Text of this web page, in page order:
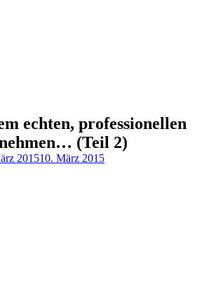
echten, professionellen
(Teil 2)
201510. März 2015